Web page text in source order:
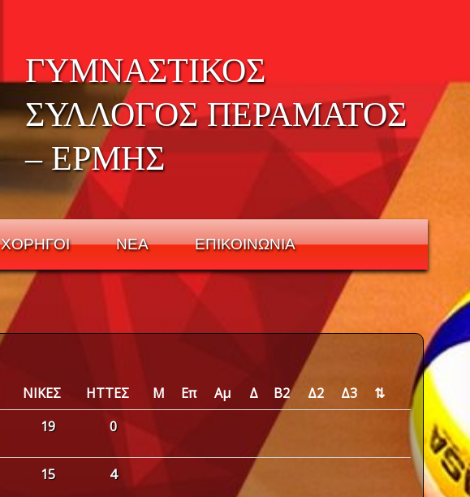
ΓΥΜΝΑΣΤΙΚΟΣ
ΣΥΛΛΟΓΟΣ ΠΕΡΑΜΑΤΟΣ
– ΕΡΜΗΣ
ΧΟΡΗΓΟΙ ΝΕΑ ΕΠΙΚΟΙΝΩΝΙΑ
NΙΚΕΣ ΗΤΤΕΣ Μ Επ Αμ Δ Β2 Δ2 Δ3
⇅
19 0
15 4